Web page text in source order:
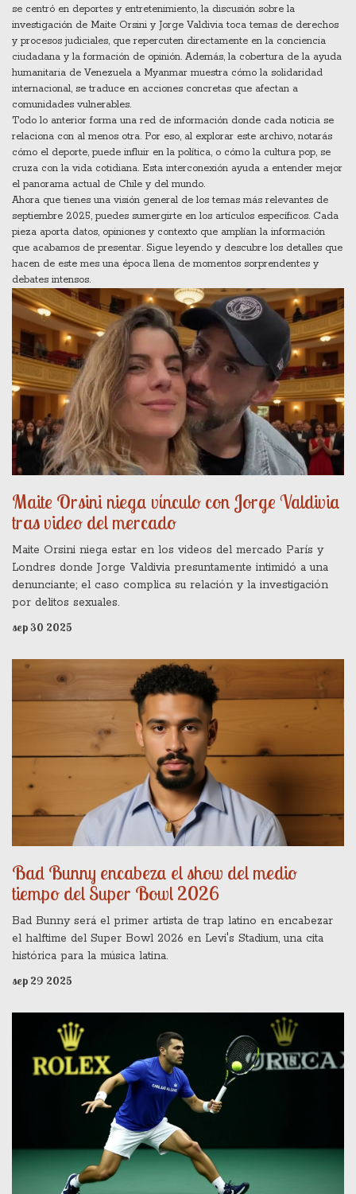
se centró en deportes y entretenimiento, la discusión sobre la
investigación de Maite Orsini y Jorge Valdivia toca temas de derechos
y procesos judiciales, que repercuten directamente en la conciencia
ciudadana y la formación de opinión. Además, la cobertura de la ayuda
humanitaria de Venezuela a Myanmar muestra cómo la solidaridad
internacional, se traduce en acciones concretas que afectan a
comunidades vulnerables.
Todo lo anterior forma una red de información donde cada noticia se
relaciona con al menos otra. Por eso, al explorar este archivo, notarás
cómo el deporte, puede influir en la política, o cómo la cultura pop, se
cruza con la vida cotidiana. Esta interconexión ayuda a entender mejor
el panorama actual de Chile y del mundo.
Ahora que tienes una visión general de los temas más relevantes de
septiembre 2025, puedes sumergirte en los artículos específicos. Cada
pieza aporta datos, opiniones y contexto que amplían la información
que acabamos de presentar. Sigue leyendo y descubre los detalles que
hacen de este mes una época llena de momentos sorprendentes y
debates intensos.
Maite Orsini niega vínculo con Jorge Valdivia
tras video del mercado
Maite Orsini niega estar en los videos del mercado París y
Londres donde Jorge Valdivia presuntamente intimidó a una
denunciante; el caso complica su relación y la investigación
por delitos sexuales.
sep 30 2025
Bad Bunny encabeza el show del medio
tiempo del Super Bowl 2026
Bad Bunny será el primer artista de trap latino en encabezar
el halftime del Super Bowl 2026 en Levi's Stadium, una cita
histórica para la música latina.
sep 29 2025